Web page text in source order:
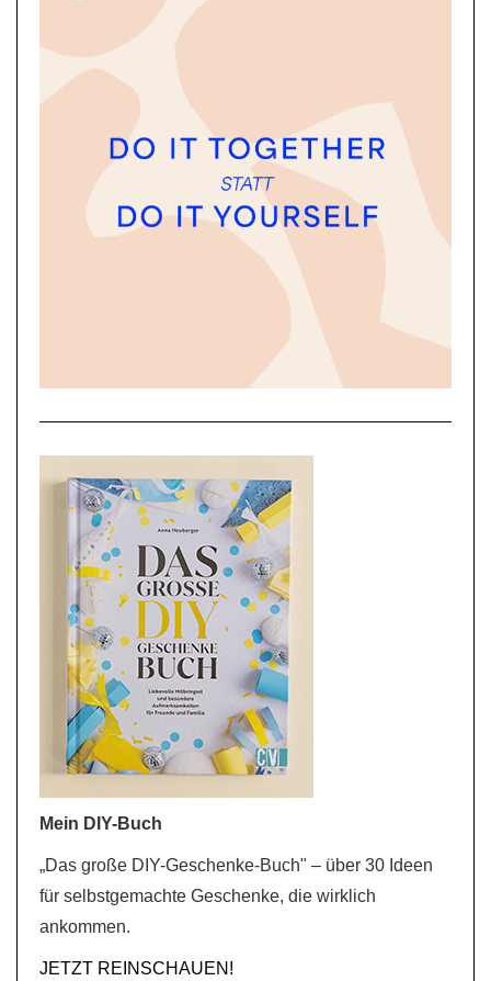
Mein DIY-Buch
„Das große DIY-Geschenke-Buch" – über 30 Ideen
für selbstgemachte Geschenke, die wirklich
ankommen.
JETZT REINSCHAUEN!